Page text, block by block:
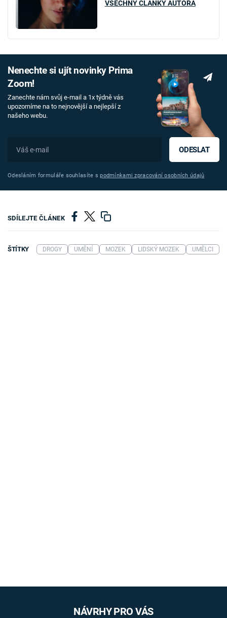
VŠECHNY ČLÁNKY AUTORA
Nenechte si ujít novinky Prima
Zoom!
Zanechte nám svůj e-mail a 1x týdně vás
upozorníme na to nejnovější a nejlepší z
našeho webu.
ODESLAT
Odesláním formuláře souhlasíte spodmínkami zpracování osobních údajů
SDÍLEJTE ČLÁNEK
ŠTÍTKY DROGY UMĚNÍ MOZEK LIDSKÝ MOZEK UMĚLCI
NÁVRHY PRO VÁS